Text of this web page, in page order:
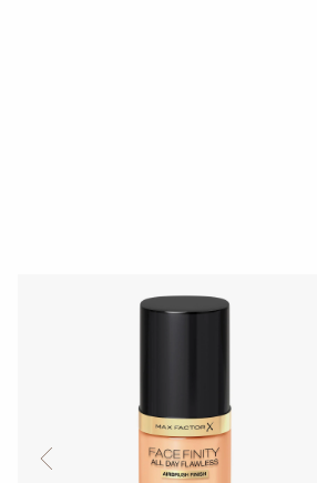
PREVIOUS ITEM